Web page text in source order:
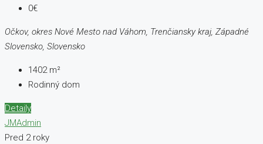
0€
Očkov, okres Nové Mesto nad Váhom, Trenčiansky kraj, Západné
Slovensko, Slovensko
1402 m²
Rodinný dom
Detaily
JMAdmin
Pred 2 roky